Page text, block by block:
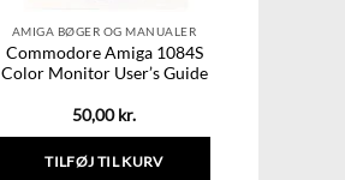
AMIGA BØGER OG MANUALER
Commodore Amiga 1084S
Color Monitor User’s Guide
50,00kr.
TILFØJ TIL KURV